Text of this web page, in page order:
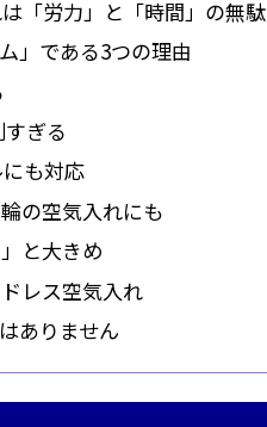
「労力」と「時間」の無駄
」である3つの理由
ぎる
も対応
の空気入れにも
と大きめ
レス空気入れ
ありません